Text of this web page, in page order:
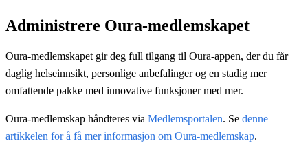
Administrere Oura-medlemskapet
Oura-medlemskapet gir deg full tilgang til Oura-appen, der du får
daglig helseinnsikt, personlige anbefalinger og en stadig mer
omfattende pakke med innovative funksjoner med mer.
Oura-medlemskap håndteres via Medlemsportalen. Se denne
artikkelen for å få mer informasjon om Oura-medlemskap.